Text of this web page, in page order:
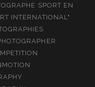
SPORT EN
INTERNATIONAL"